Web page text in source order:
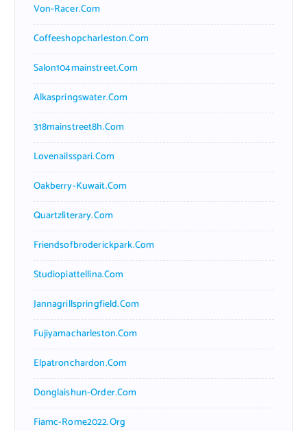
Von-Racer.com
Coffeeshopcharleston.com
Salon104mainstreet.com
Alkaspringswater.com
318mainstreet8h.com
Lovenailsspari.com
Oakberry-Kuwait.com
Quartzliterary.com
Friendsofbroderickpark.com
Studiopiattellina.com
Jannagrillspringfield.com
Fujiyamacharleston.com
Elpatronchardon.com
Donglaishun-Order.com
Fiamc-Rome2022.org